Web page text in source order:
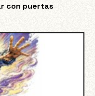
con puertas